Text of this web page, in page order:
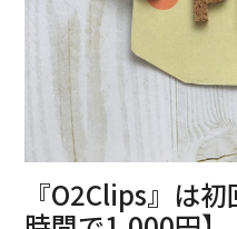
『O2Clips』は